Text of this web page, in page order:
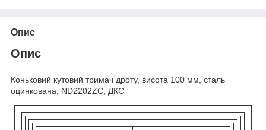
Опис
Опис
Коньковий кутовий тримач дроту, висота 100 мм, сталь
оцинкована, ND2202ZC, ДКС